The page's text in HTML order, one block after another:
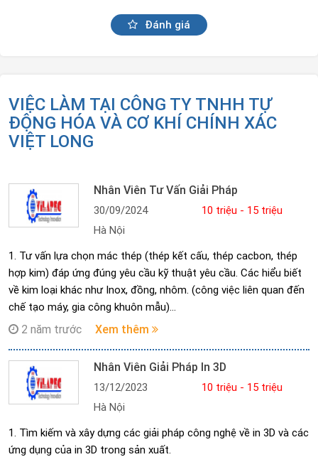
Đánh giá
VIỆC LÀM TẠI CÔNG TY TNHH TỰ
ĐỘNG HÓA VÀ CƠ KHÍ CHÍNH XÁC
VIỆT LONG
Nhân Viên Tư Vấn Giải Pháp
30/09/2024
10 triệu - 15 triệu
Hà Nội
1. Tư vấn lựa chọn mác thép (thép kết cấu, thép cacbon, thép
hợp kim) đáp ứng đúng yêu cầu kỹ thuật yêu cầu. Các hiểu biết
về kim loại khác như Inox, đồng, nhôm. (công việc liên quan đến
chế tạo máy, gia công khuôn mẫu)
2. Tư vấn Công nghệ nhiệt luyện đáp ứng yêu cầu kỹ thuật.
4. Kết hợp với bộ phận mua hàng làm việc với nhà cung cấp khi
đặt hàng.
5. Thực hiện các công việc khác theo sự chỉ đạo của Ban Giám
đốc.
2 năm trước Xem thêm
Nhân Viên Giải Pháp In 3D
13/12/2023
10 triệu - 15 triệu
Hà Nội
1. Tìm kiếm và xây dựng các giải pháp công nghệ về in 3D và các
ứng dụng của in 3D trong sản xuất.